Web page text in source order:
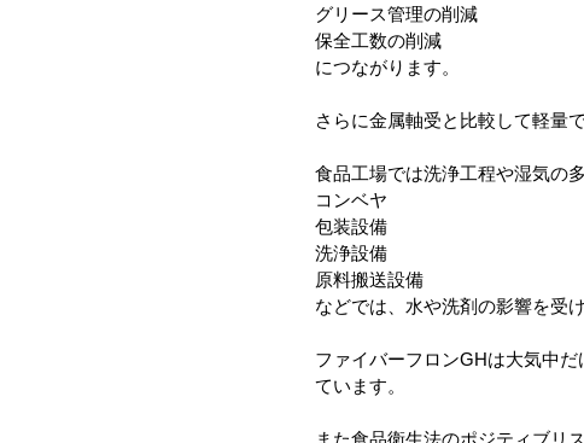
グリース管理の削減
保全工数の削減
につながります。
さらに金属軸受と比較して軽量
食品工場では洗浄工程や湿気の
コンベヤ
包装設備
洗浄設備
原料搬送設備
などでは、水や洗剤の影響を受
ファイバーフロンGHは大気中
ています。
また食品衛生法のポジティブリ